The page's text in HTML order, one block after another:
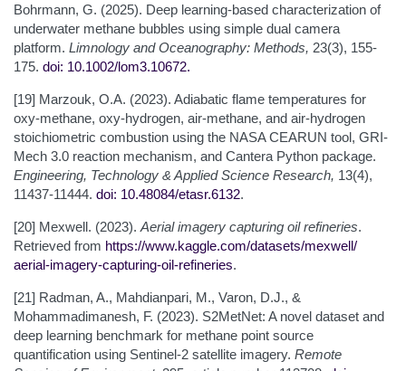
Bohrmann, G. (2025). Deep learning-based characterization of
underwater methane bubbles using simple dual camera
platform. Limnology and Oceanography: Methods, 23(3), 155-
175. doi: 10.1002/lom3.10672.
[19] Marzouk, O.A. (2023). Adiabatic flame temperatures for
oxy-methane, oxy-hydrogen, air-methane, and air-hydrogen
stoichiometric combustion using the NASA CEARUN tool, GRI-
Mech 3.0 reaction mechanism, and Cantera Python package.
Engineering, Technology & Applied Science Research, 13(4),
11437-11444. doi: 10.48084/etasr.6132.
[20] Mexwell. (2023). Aerial imagery capturing oil refineries.
Retrieved from https://www.kaggle.com/datasets/mexwell/
aerial-imagery-capturing-oil-refineries.
[21] Radman, A., Mahdianpari, M., Varon, D.J., &
Mohammadimanesh, F. (2023). S2MetNet: A novel dataset and
deep learning benchmark for methane point source
quantification using Sentinel-2 satellite imagery. Remote